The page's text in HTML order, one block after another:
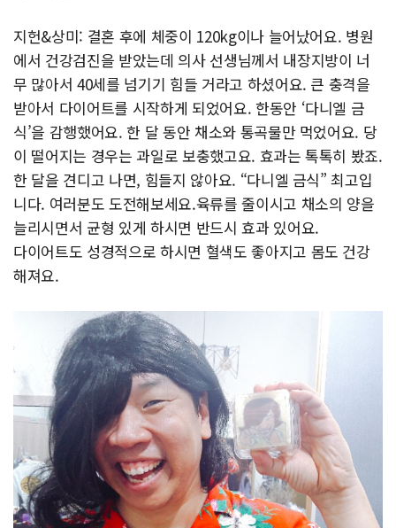
지헌&상미: 결혼 후에 체중이 120kg이나 늘어났어요. 병원
에서 건강검진을 받았는데 의사 선생님께서 내장지방이 너
무 많아서 40세를 넘기기 힘들 거라고 하셨어요. 큰 충격을
받아서 다이어트를 시작하게 되었어요. 한동안 ‘다니엘 금
식’을 감행했어요. 한 달 동안 채소와 통곡물만 먹었어요. 당
이 떨어지는 경우는 과일로 보충했고요. 효과는 톡톡히 봤죠.
한 달을 견디고 나면, 힘들지 않아요. “다니엘 금식” 최고입
니다. 여러분도 도전해보세요.육류를 줄이시고 채소의 양을
늘리시면서 균형 있게 하시면 반드시 효과 있어요.
다이어트도 성경적으로 하시면 혈색도 좋아지고 몸도 건강
해져요.